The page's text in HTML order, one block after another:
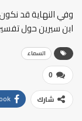
وفي النهاية قد
ابن سيرين حول
السماء
0
شارك